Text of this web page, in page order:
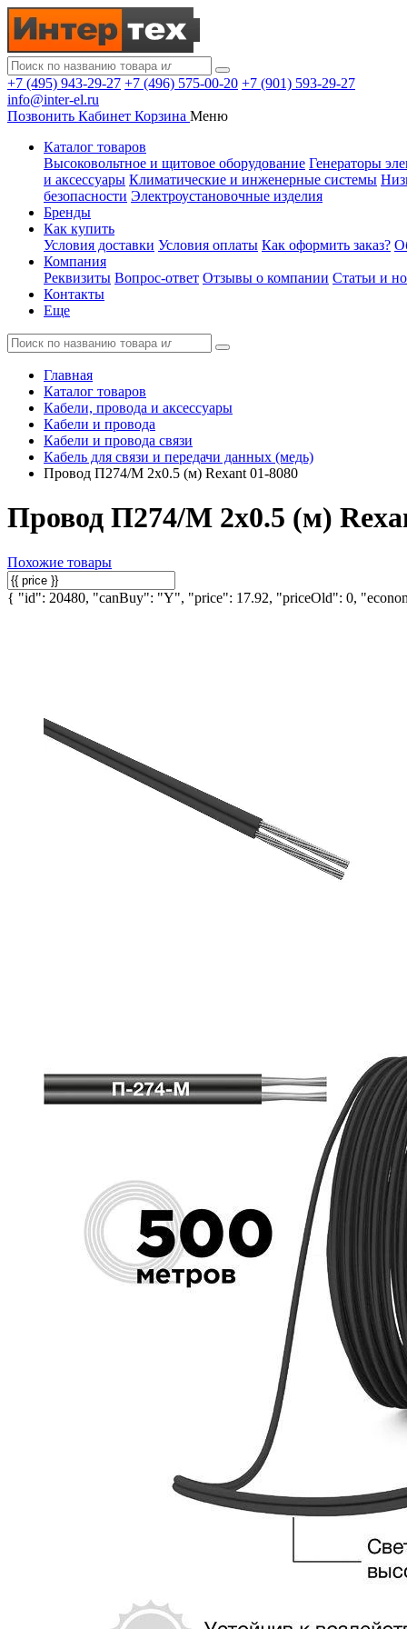
+7 (495) 943-29-27 +7 (496) 575-00-20 +7 (901) 593-29-27
info@inter-el.ru
Позвонить Кабинет Корзина Меню
Каталог товаров
Высоковольтное и щитовое оборудование Генераторы
и аксессуары Климатические и инженерные системы
безопасности Электроустановочные изделия
Бренды
Как купить
Условия доставки Условия оплаты Как оформить заказ?
Компания
Реквизиты Вопрос-ответ Отзывы о компании Статьи и
Контакты
Еще
Главная
Каталог товаров
Кабели, провода и аксессуары
Кабели и провода
Кабели и провода связи
Кабель для связи и передачи данных (медь)
Провод П274/М 2х0.5 (м) Rexant 01-8080
Провод П274/М 2х0.5 (м)
Похожие товары
{ "id": 20480, "canBuy": "Y", "price": 17.92, "priceOld": 0,